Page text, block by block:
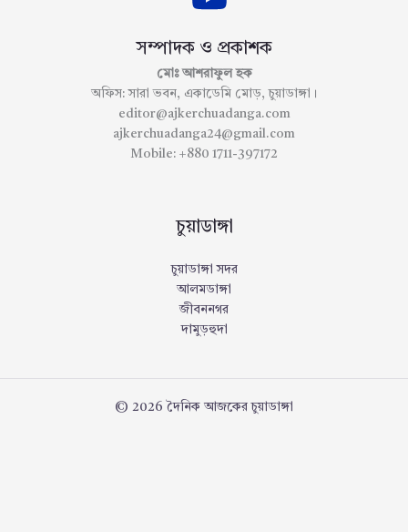
সম্পাদক ও প্রকাশক
মোঃ আশরাফুল হক
অফিস: সারা ভবন, একাডেমি মোড়, চুয়াডাঙ্গা।
editor@ajkerchuadanga.com
ajkerchuadanga24@gmail.com
Mobile: +880 1711-397172
চুয়াডাঙ্গা
চুয়াডাঙ্গা সদর
আলমডাঙ্গা
জীবননগর
দামুড়হুদা
© 2026 দৈনিক আজকের চুয়াডাঙ্গা